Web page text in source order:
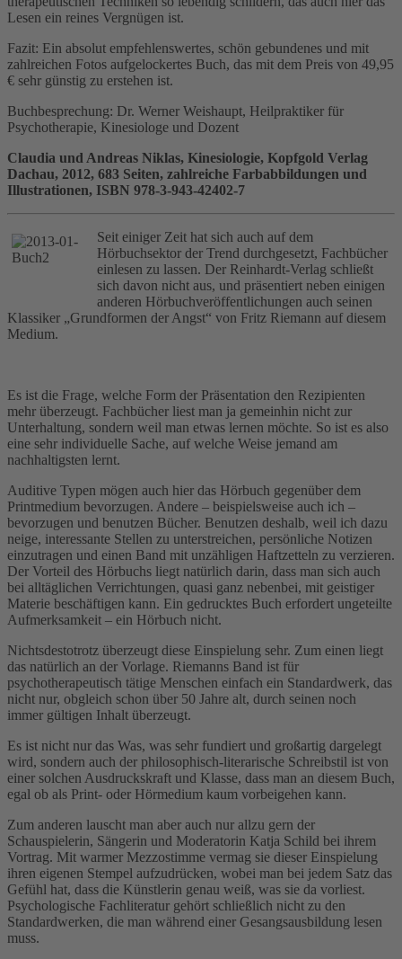
Lesen ein reines Vergnügen ist.
Fazit: Ein absolut empfehlenswertes, schön gebundenes und mit
zahlreichen Fotos aufgelockertes Buch, das mit dem Preis von 49,95
€ sehr günstig zu erstehen ist.
Buchbesprechung: Dr. Werner Weishaupt, Heilpraktiker für
Psychotherapie, Kinesiologe und Dozent
Claudia und Andreas Niklas, Kinesiologie, Kopfgold Verlag
Dachau, 2012, 683 Seiten, zahlreiche Farbabbildungen und
Illustrationen, ISBN 978-3-943-42402-7
Seit einiger Zeit hat sich auch auf dem
Hörbuchsektor der Trend durchgesetzt, Fachbücher
einlesen zu lassen. Der Reinhardt-Verlag schließt
sich davon nicht aus, und präsentiert neben einigen
anderen Hörbuchveröffentlichungen auch seinen
Klassiker „Grundformen der Angst“ von Fritz Riemann auf diesem
Medium.
Es ist die Frage, welche Form der Präsentation den Rezipienten
mehr überzeugt. Fachbücher liest man ja gemeinhin nicht zur
Unterhaltung, sondern weil man etwas lernen möchte. So ist es also
eine sehr individuelle Sache, auf welche Weise jemand am
nachhaltigsten lernt.
Auditive Typen mögen auch hier das Hörbuch gegenüber dem
Printmedium bevorzugen. Andere – beispielsweise auch ich –
bevorzugen und benutzen Bücher. Benutzen deshalb, weil ich dazu
neige, interessante Stellen zu unterstreichen, persönliche Notizen
einzutragen und einen Band mit unzähligen Haftzetteln zu verzieren.
Der Vorteil des Hörbuchs liegt natürlich darin, dass man sich auch
bei alltäglichen Verrichtungen, quasi ganz nebenbei, mit geistiger
Materie beschäftigen kann. Ein gedrucktes Buch erfordert ungeteilte
Aufmerksamkeit – ein Hörbuch nicht.
Nichtsdestotrotz überzeugt diese Einspielung sehr. Zum einen liegt
das natürlich an der Vorlage. Riemanns Band ist für
psychotherapeutisch tätige Menschen einfach ein Standardwerk, das
nicht nur, obgleich schon über 50 Jahre alt, durch seinen noch
immer gültigen Inhalt überzeugt.
Es ist nicht nur das Was, was sehr fundiert und großartig dargelegt
wird, sondern auch der philosophisch-literarische Schreibstil ist von
einer solchen Ausdruckskraft und Klasse, dass man an diesem Buch,
egal ob als Print- oder Hörmedium kaum vorbeigehen kann.
Zum anderen lauscht man aber auch nur allzu gern der
Schauspielerin, Sängerin und Moderatorin Katja Schild bei ihrem
Vortrag. Mit warmer Mezzostimme vermag sie dieser Einspielung
ihren eigenen Stempel aufzudrücken, wobei man bei jedem Satz das
Gefühl hat, dass die Künstlerin genau weiß, was sie da vorliest.
Psychologische Fachliteratur gehört schließlich nicht zu den
Standardwerken, die man während einer Gesangsausbildung lesen
muss.